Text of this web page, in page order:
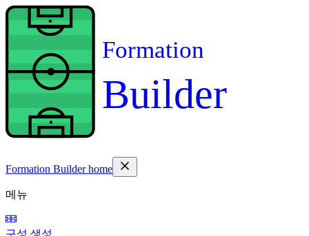
Formation
Builder
Formation Builder home
메뉴
구성 생성